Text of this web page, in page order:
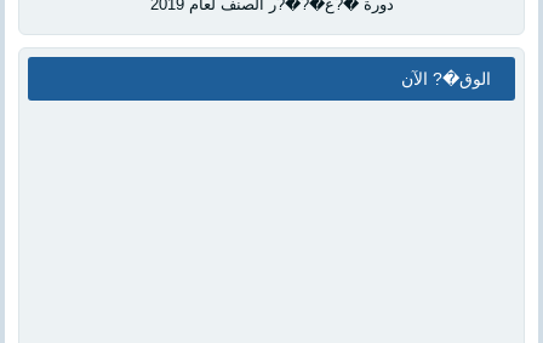
دورة �?غ�?�?ر الصنف لعام 2019
الوق�? الآن